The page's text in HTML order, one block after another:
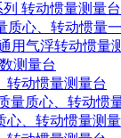
转动惯量测量台
质心、转动惯量
用气浮转动惯量
测量台
转动惯量测量台
量质心、转动惯
心、转动惯量测